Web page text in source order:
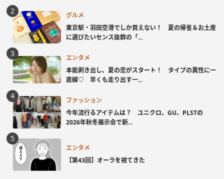
グルメ
東京駅・羽田空港でしか買えない！ 夏の帰省＆お土産
に選びたいセンス抜群の「...
エンタメ
本能剥き出し、夏の恋がスタート！ タイプの異性に一
直線♡ 早くも走り出す一...
ファッション
今年流行るアイテムは？ ユニクロ、GU、PLSTの
2026年秋冬展示会で新...
エンタメ
【第43回】オーラを視てきた